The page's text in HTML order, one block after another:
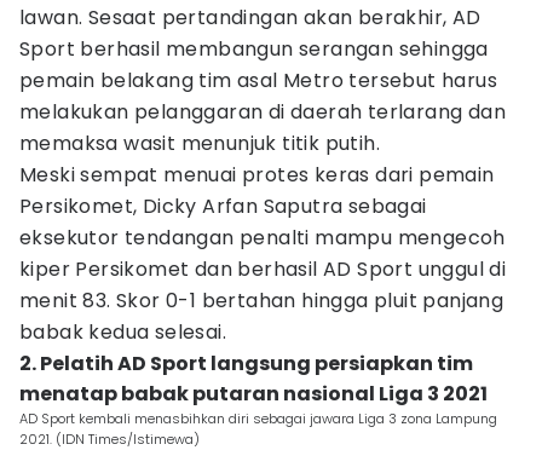
lawan. Sesaat pertandingan akan berakhir, AD
Sport berhasil membangun serangan sehingga
pemain belakang tim asal Metro tersebut harus
melakukan pelanggaran di daerah terlarang dan
memaksa wasit menunjuk titik putih.
Meski sempat menuai protes keras dari pemain
Persikomet, Dicky Arfan Saputra sebagai
eksekutor tendangan penalti mampu mengecoh
kiper Persikomet dan berhasil AD Sport unggul di
menit 83. Skor 0-1 bertahan hingga pluit panjang
babak kedua selesai.
2. Pelatih AD Sport langsung persiapkan tim
menatap babak putaran nasional Liga 3 2021
AD Sport kembali menasbihkan diri sebagai jawara Liga 3 zona Lampung
2021. (IDN Times/Istimewa)